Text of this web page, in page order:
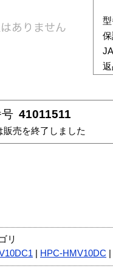
41011511
販売を終了しました
リ
HPC-HMV10DC